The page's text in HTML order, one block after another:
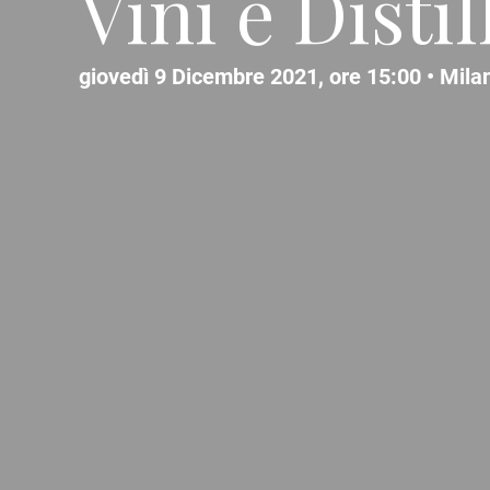
giovedì 9 Dicembre 2021, ore 15:00 •